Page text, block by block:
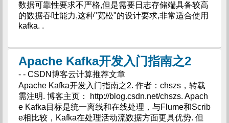
数据可靠性要求不严格,但是需要日志存储端具备较高
的数据吞吐能力,这种"宽松"的设计要求,非常适合使用
kafka. .
Apache Kafka开发入门指南之2
- - CSDN博客云计算推荐文章
Apache Kafka开发入门指南之2. 作者：chszs，转载
需注明. 博客主页： http://blog.csdn.net/chszs. Apach
e Kafka目标是统一离线和在线处理，与Flume和Scrib
e相比较，Kafka在处理活动流数据方面更具优势. 但